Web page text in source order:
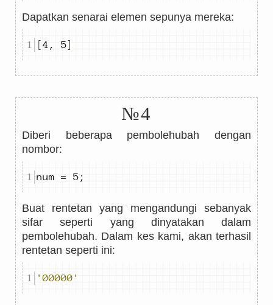
Dapatkan senarai elemen sepunya mereka:
[4 , 5]
№4
Diberi beberapa pembolehubah dengan
nombor:
num = 5 ;
Buat rentetan yang mengandungi sebanyak
sifar seperti yang dinyatakan dalam
pembolehubah. Dalam kes kami, akan terhasil
rentetan seperti ini:
'00000'